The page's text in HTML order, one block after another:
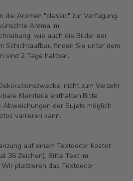
die Aromen "classic" zur Verfügung.
Aroma im
wie auch die Bilder der
Schichtaufbau finden Sie unter dem
sind 2 Tage haltbar.
nicht zum Verzehr
Kleinteile enthalten.Bitte
Abweichungen der Sujets möglich
variieren kann.
auf einem Textdecor kostet
36 Zeichen). Bitte Text im
platzieren das Textdecor